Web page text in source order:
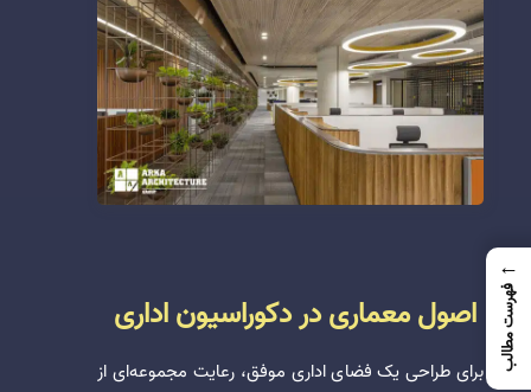
اصول معماری در دکوراسیون اداری
برای طراحی یک فضای اداری موفق، رعایت مجموعه‌ای از
←
فهرست مطالب